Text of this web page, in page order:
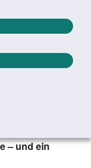
erster
vorheriger
1403/1627
Herz
– und ein